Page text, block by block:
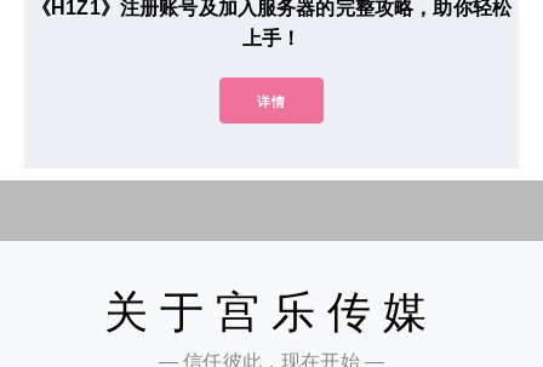
《H1Z1》注册账号及加入服务器的完整攻略，助你轻松
上手！
详情
关于宫乐传媒
— 信任彼此，现在开始 —